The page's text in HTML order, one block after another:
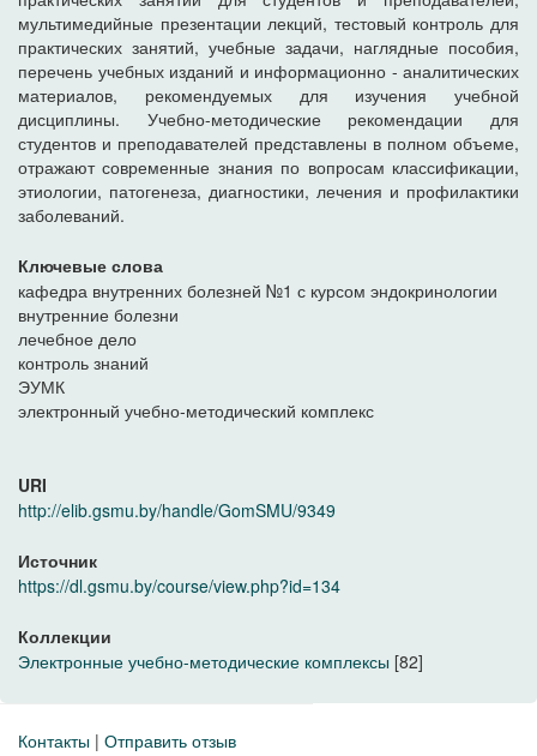
мультимедийные презентации лекций, тестовый контроль для
практических занятий, учебные задачи, наглядные пособия,
перечень учебных изданий и информационно - аналитических
материалов, рекомендуемых для изучения учебной
дисциплины. Учебно-методические рекомендации для
студентов и преподавателей представлены в полном объеме,
отражают современные знания по вопросам классификации,
этиологии, патогенеза, диагностики, лечения и профилактики
заболеваний.
Ключевые слова
кафедра внутренних болезней №1 с курсом эндокринологии
внутренние болезни
лечебное дело
контроль знаний
ЭУМК
электронный учебно-методический комплекс
URI
http://elib.gsmu.by/handle/GomSMU/9349
Источник
https://dl.gsmu.by/course/view.php?id=134
Коллекции
Электронные учебно-методические комплексы [82]
Контакты | Отправить отзыв